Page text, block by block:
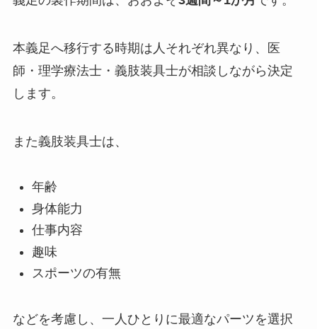
本義足へ移行する時期は人それぞれ異なり、医
師・理学療法士・義肢装具士が相談しながら決定
します。
また義肢装具士は、
年齢
身体能力
仕事内容
趣味
スポーツの有無
などを考慮し、一人ひとりに最適なパーツを選択